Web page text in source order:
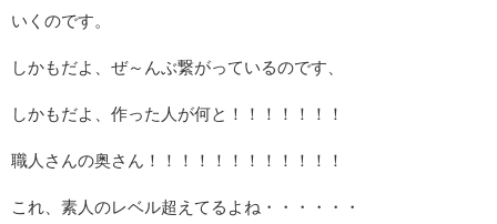
いくのです。
しかもだよ、ぜ～んぶ繋がっているのです、
しかもだよ、作った人が何と！！！！！！！
職人さんの奥さん！！！！！！！！！！！！
これ、素人のレベル超えてるよね・・・・・・